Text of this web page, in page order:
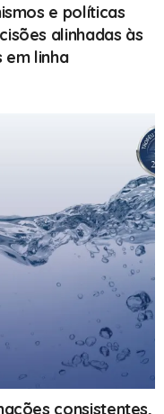
e políticas
alinhadas às
linha
consistentes,